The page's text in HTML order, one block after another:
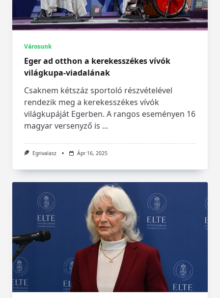
Városunk
Eger ad otthon a kerekesszékes vívók
világkupa-viadalának
Csaknem kétszáz sportoló részvételével
rendezik meg a kerekesszékes vívók
világkupáját Egerben. A rangos eseményen 16
magyar versenyző is ...
Egrivalasz Ápr 16, 2025